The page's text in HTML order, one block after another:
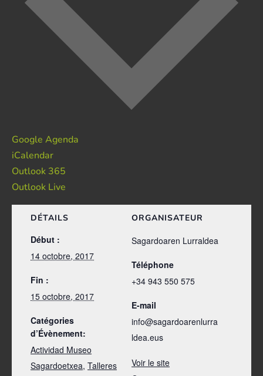
Google Agenda
iCalendar
Outlook 365
Outlook Live
DÉTAILS
Début :
14 octobre, 2017
Fin :
15 octobre, 2017
Catégories
d’Évènement:
Actividad Museo
Sagardoetxea, Talleres
ORGANISATEUR
Sagardoaren Lurraldea
Téléphone
+34 943 550 575
E-mail
info@sagardoarenlurra
ldea.eus
Voir le site